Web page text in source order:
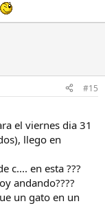
#15
el viernes dia 31
llego en
c.... en esta ???
andando????
un gato en un